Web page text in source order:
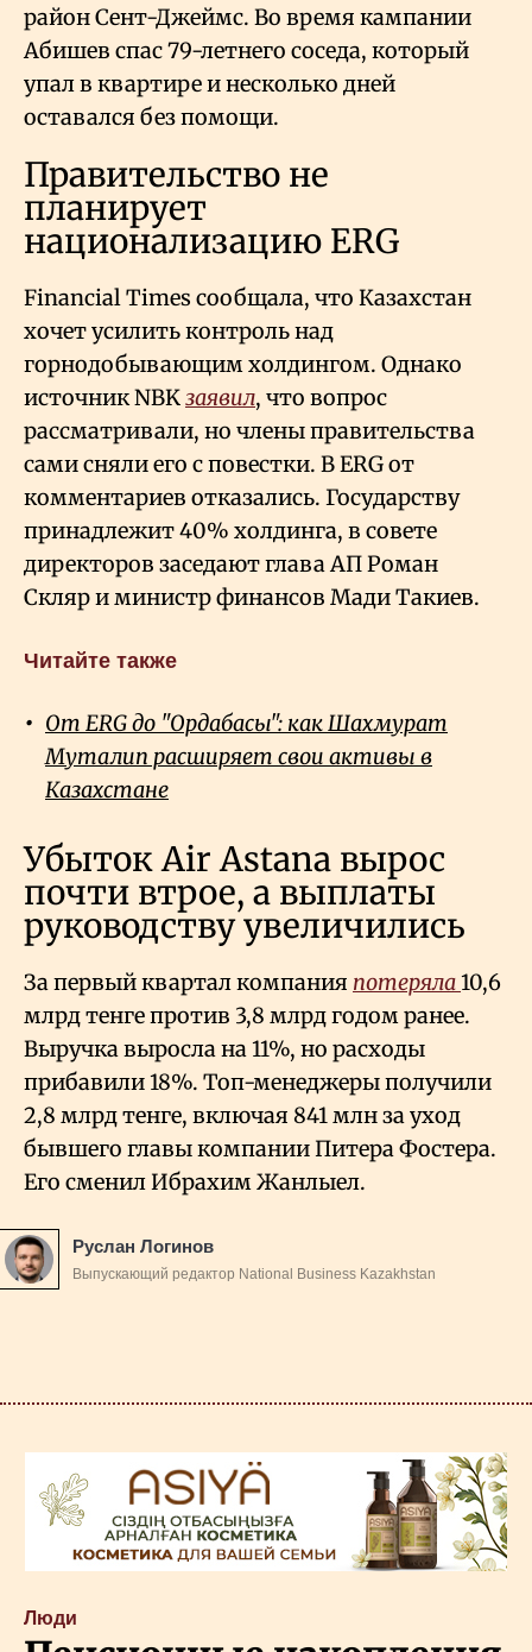
район Сент-Джеймс. Во время кампании
Абишев спас 79-летнего соседа, который
упал в квартире и несколько дней
оставался без помощи.
Правительство не
планирует
национализацию ERG
Financial Times сообщала, что Казахстан
хочет усилить контроль над
горнодобывающим холдингом. Однако
источник NBKзаявил, что вопрос
рассматривали, но члены правительства
сами сняли его с повестки. В ERG от
комментариев отказались. Государству
принадлежит 40% холдинга, в совете
директоров заседают глава АП Роман
Скляр и министр финансов Мади Такиев.
Читайте также
От ERG до "Ордабасы": как Шахмурат
Муталип расширяет свои активы в
Казахстане
Убыток Air Astana вырос
почти втрое, а выплаты
руководству увеличились
За первый квартал компания потеряла10,6
млрд тенге против 3,8 млрд годом ранее.
Выручка выросла на 11%, но расходы
прибавили 18%. Топ-менеджеры получили
2,8 млрд тенге, включая 841 млн за уход
бывшего главы компании Питера Фостера.
Его сменил Ибрахим Жанлыел.
Руслан Логинов
Выпускающий редактор National Business Kazakhstan
Люди